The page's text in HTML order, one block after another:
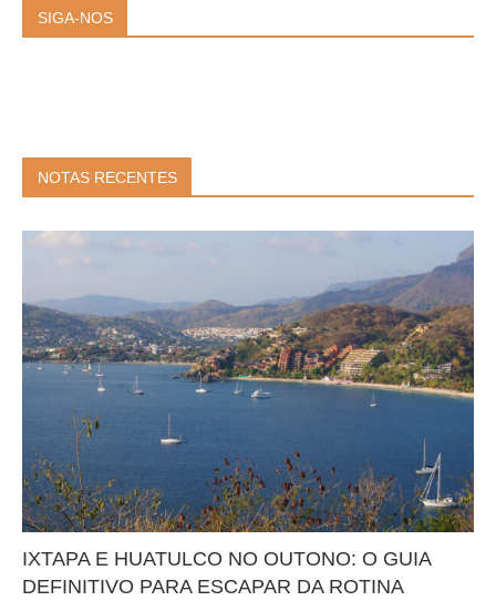
SIGA-NOS
NOTAS RECENTES
IXTAPA E HUATULCO NO OUTONO: O GUIA
DEFINITIVO PARA ESCAPAR DA ROTINA